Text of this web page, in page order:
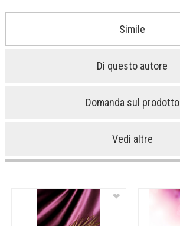
Simile
Di questo autore
Domanda sul prodotto
Vedi altre
❤